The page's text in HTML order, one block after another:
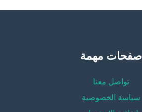
صفحات مهمة
تواصل معنا
سياسة الخصوصية